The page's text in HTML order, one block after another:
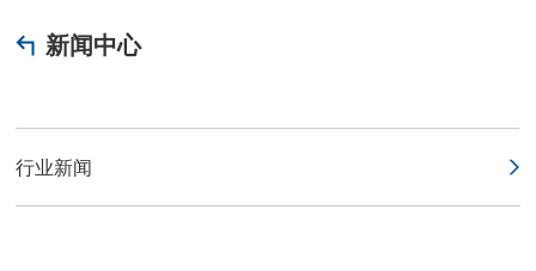
新闻中心
行业新闻